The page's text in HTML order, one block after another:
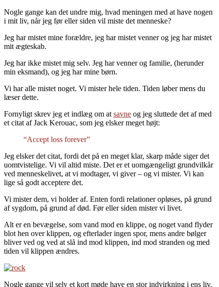
Nogle gange kan det undre mig, hvad meningen med at have nogen
i mit liv, når jeg før eller siden vil miste det menneske?
Jeg har mistet mine forældre, jeg har mistet venner og jeg har mistet
mit ægteskab.
Jeg har ikke mistet mig selv. Jeg har venner og familie, (herunder
min eksmand), og jeg har mine børn.
Vi har alle mistet noget. Vi mister hele tiden. Tiden løber mens du
læser dette.
Fornyligt skrev jeg et indlæg om at savne og jeg sluttede det af med
et citat af Jack Kerouac, som jeg elsker meget højt:
“Accept loss forever”
Jeg elsker det citat, fordi det på en meget klar, skarp måde siger det
uomtvistelige. Vi vil altid miste. Det er et uomgængeligt grundvilkår
ved menneskelivet, at vi modtager, vi giver – og vi mister. Vi kan
lige så godt acceptere det.
Vi mister dem, vi holder af. Enten fordi relationer opløses, på grund
af sygdom, på grund af død. Før eller siden mister vi livet.
Alt er en bevægelse, som vand mod en klippe, og noget vand flyder
blot hen over klippen, og efterlader ingen spor, mens andre bølger
bliver ved og ved at slå ind mod klippen, ind mod stranden og med
tiden vil klippen ændres.
Nogle gange vil selv et kort møde have en stor indvirkning i ens liv.